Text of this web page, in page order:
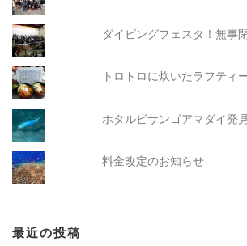
ダイビングフェスタ！無事閉
トロトロに炊いたラフティ
ホタルビサンゴアマダイ発見
料金改定のお知らせ
最近の投稿